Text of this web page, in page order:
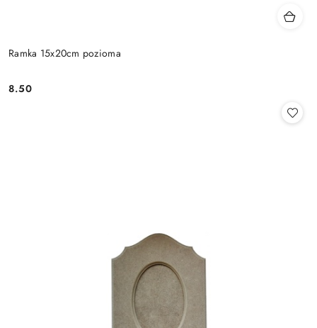
Ramka 15x20cm pozioma
Cena:
8.50